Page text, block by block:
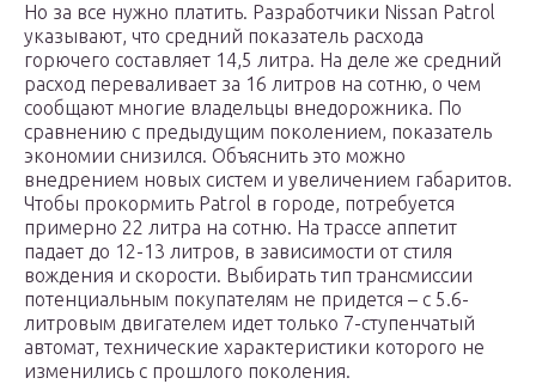
Но за все нужно платить. Разработчики Nissan Patrol
указывают, что средний показатель расхода
горючего составляет 14,5 литра. На деле же средний
расход переваливает за 16 литров на сотню, о чем
сообщают многие владельцы внедорожника. По
сравнению с предыдущим поколением, показатель
экономии снизился. Объяснить это можно
внедрением новых систем и увеличением габаритов.
Чтобы прокормить Patrol в городе, потребуется
примерно 22 литра на сотню. На трассе аппетит
падает до 12-13 литров, в зависимости от стиля
вождения и скорости. Выбирать тип трансмиссии
потенциальным покупателям не придется – с 5.6-
литровым двигателем идет только 7-ступенчатый
автомат, технические характеристики которого не
изменились с прошлого поколения.